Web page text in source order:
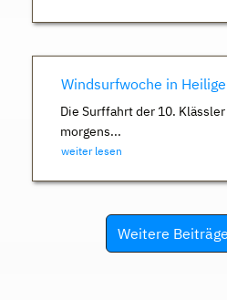
Windsurfwoche in
Die Surffahrt der 10.
morgens...
weiter lesen
Weitere